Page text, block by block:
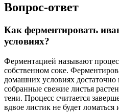
Вопрос-ответ
Как ферментировать
условиях?
Ферментацией называют
собственном соке.
домашних условиях достаточно
собранные свежие листья
тени. Процесс считается
вдвое листик не будет ломаться